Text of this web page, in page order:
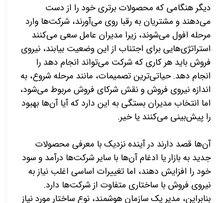
دیگر هنگامی که محصولات برتری خود را از دست
می‌دهند و مشتریان به رقبا روی می‌آورند، شرکت‌ها وارد
مرحله افول می‌شوند، زیرا مدیران عامل سعی می‌کنند
استراتژی‌هایی برای اجتناب از این وضعیت بیابند، نیروی
فروش باید هر کاری که شرکت می‌تواند انجام دهد را
انجام دهد.حیاتی‌ترین تصمیمات، مانند مرحله شروع، به
اندازه نیروی فروش و نقش شرکای فروش مربوط می‌شود،
اما انتخاب مدیران بستگی به این دارد که آیا آن‌ها بهبود
را پیش‌بینی می‌کنند یا خیر.
آن‌ها قصد دارند در آینده نزدیک با معرفی محصولات
جدید به بازار یا ادغام آن‌ها با سایر شرکت‌ها درآمد و سود
خود را افزایش دهند، اما تغییرات اساسی اغلب نیاز به
نیروی فروش با ساختاری متفاوت از شرکت‌ها دارد.
بنابراین، مدیر یک سازمان هوشمند، نوع ساختار مورد نیاز